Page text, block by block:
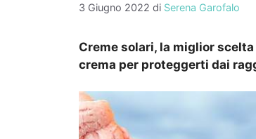
3 Giugno 2022 di Serena Garofalo
Creme solari, la miglior
crema per proteggerti dai